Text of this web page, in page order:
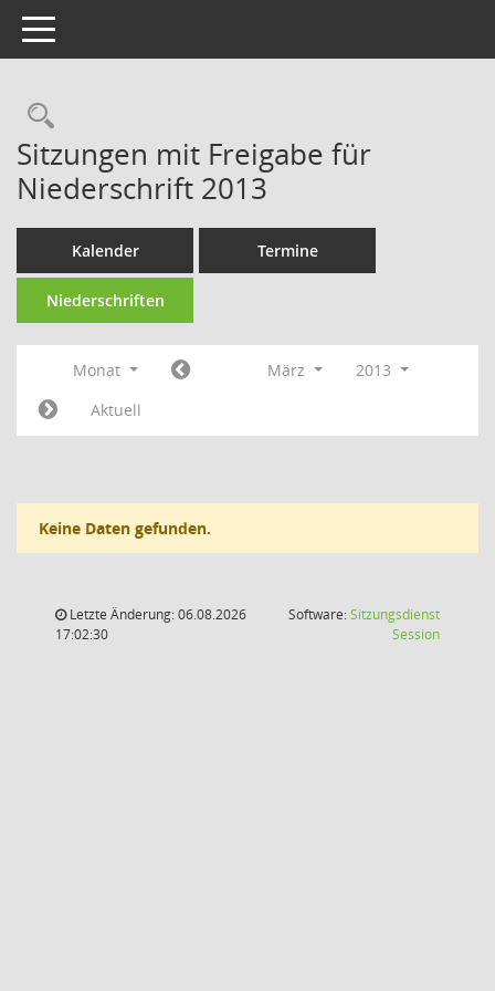
Toggle navigation
Rechercheauswahl
Sitzungen mit Freigabe für
Niederschrift 2013
Kalender Termine
Niederschriften
Monat März
2013
Aktuell
Keine Daten gefunden.
Letzte Änderung: 06.08.2026
17:02:30
Software:Sitzungsdienst
Session(Wird in